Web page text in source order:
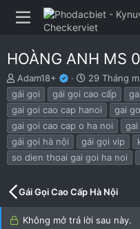
HOÀNG ANH MS
B
ắ
t
đ
ầ
u
Adam18+
N
g
à
y
b
ắ
t
đ
u
29 Tháng
gái gọi
gái gọi cao cấp
gai goi cao cap hanoi
gai
gai goi cao cap o ha noi
gái gọi hà nội
gái gọi vip
so dien thoai gai goi ha noi
Gái Gọi Cao Cấp Hà Nội
Không mở trả lời sau này.